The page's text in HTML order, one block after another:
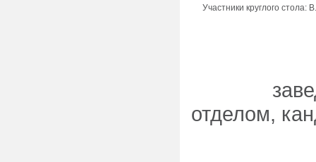
Участники круглого
отделом,